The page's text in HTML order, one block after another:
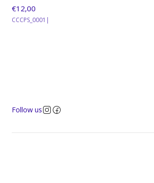
€12,00
CCCPS_0001 |
Follow us